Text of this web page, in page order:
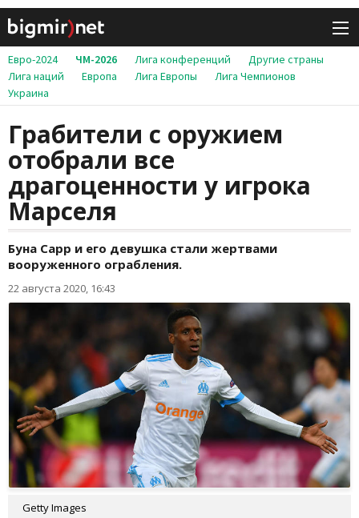
Евро-2024 ЧМ-2026 Лига конференций
Другие страны
Лига наций
Европа Лига Европы
Лига Чемпионов
Украина
Грабители с оружием
отобрали все
драгоценности у игрока
Марселя
Буна Сарр и его девушка стали жертвами
вооруженного ограбления.
22 августа 2020, 16:43
Getty Images